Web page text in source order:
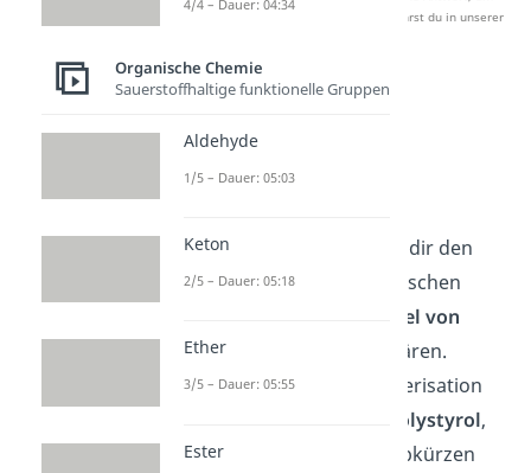
Studyflix zu verbessern. Mehr dazu erfährst du in unserer
Radikalische
Polymerisation
Mechanismus
Im Folgenden werden wir dir den
Mechanismus
der radikalischen
Beispiel von
Styrol
(Phenylethen) erklären.
Durch radikalische Polymerisation
Polystyrol,
welches du auch mit PS abkürzen
4/4 – Dauer: 04:34
Organische Chemie
Sauerstoffhaltige funktionelle Gruppen
Aldehyde
1/5 – Dauer: 05:03
Keton
2/5 – Dauer: 05:18
Ether
3/5 – Dauer: 05:55
Ester